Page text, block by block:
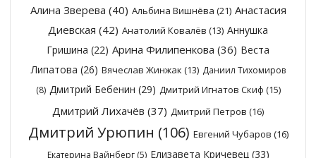
Алина Зверева (40) Альбина Вишнёва (21) Анастасия
Диевская (42) Анатолий Ковалёв (13) Аннушка
Гришина (22) Арина Филипенкова (36) Веста
Липатова (26) Вячеслав Жинжак (13) Даниил Тихомиров
(8) Дмитрий Бебенин (29) Дмитрий Игнатов Скиф (15)
Дмитрий Лихачёв (37) Дмитрий Петров (16)
Дмитрий Урюпин (106) Евгений Чубаров (16)
Екатерина Вайнберг(5) Елизавета Кричевец(33)